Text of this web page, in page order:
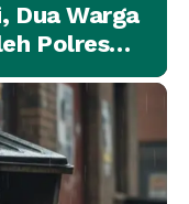
Dua Warga
Polres